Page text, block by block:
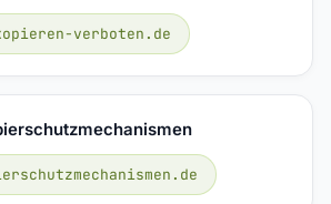
verboten.de